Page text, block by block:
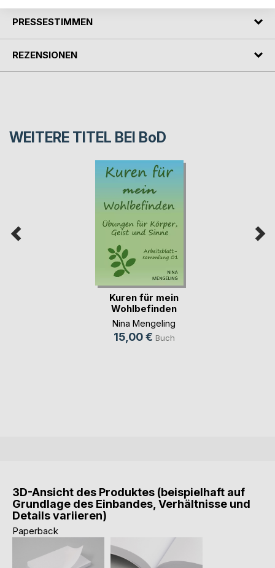
PRESSESTIMMEN
REZENSIONEN
WEITERE TITEL BEI BoD
Kuren für mein
Wohlbefinden
Nina Mengeling
15,00 € Buch
3D-Ansicht des Produktes (beispielhaft auf
Grundlage des Einbandes, Verhältnisse und
Details variieren)
Paperback